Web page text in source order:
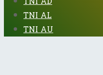
TNI AL
TNI AU